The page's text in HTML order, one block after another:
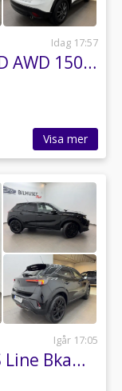
Idag 17:57
Mazda Cx -5 2.2 SKYACTIV-D AWD 150hk Navi/Krok/Nyservad
Visa mer
Igår 17:05
Opel Mokka 1.2 T 130hk GS Line Bkamera/Carplay/Rattvärme/Nyservad